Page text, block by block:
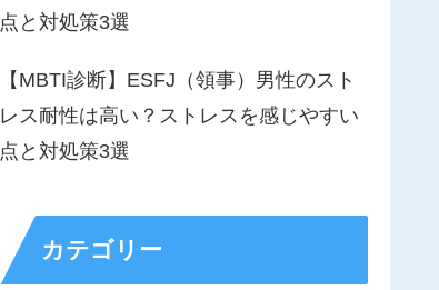
点と対処策3選
【MBTI診断】ESFJ（領事）男性のスト
レス耐性は高い？ストレスを感じやすい
点と対処策3選
カテゴリー